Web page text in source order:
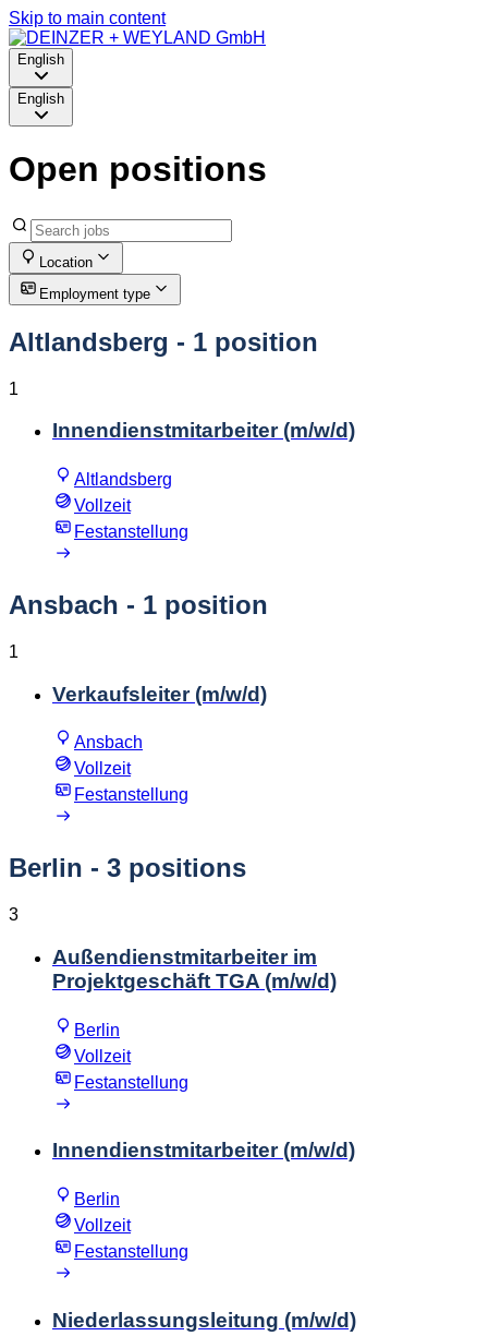
Skip to main content
English
English
Open positions
Location
Employment type
Altlandsberg - 1 position
1
Innendienstmitarbeiter (m/w/d)
Altlandsberg
Vollzeit
Festanstellung
Ansbach - 1 position
1
Verkaufsleiter (m/w/d)
Ansbach
Vollzeit
Festanstellung
Berlin - 3 positions
3
Außendienstmitarbeiter im
Projektgeschäft TGA (m/w/d)
Berlin
Vollzeit
Festanstellung
Innendienstmitarbeiter (m/w/d)
Berlin
Vollzeit
Festanstellung
Niederlassungsleitung (m/w/d)